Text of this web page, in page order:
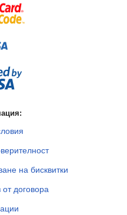
на бисквитки
договора